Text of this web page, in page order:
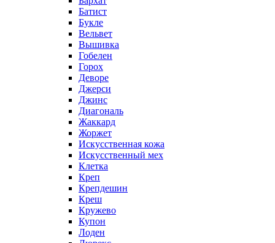
Батист
Букле
Вельвет
Вышивка
Гобелен
Горох
Деворе
Джерси
Джинс
Диагональ
Жаккард
Жоржет
Искусственная кожа
Искусственный мех
Клетка
Креп
Крепдешин
Креш
Кружево
Купон
Лоден